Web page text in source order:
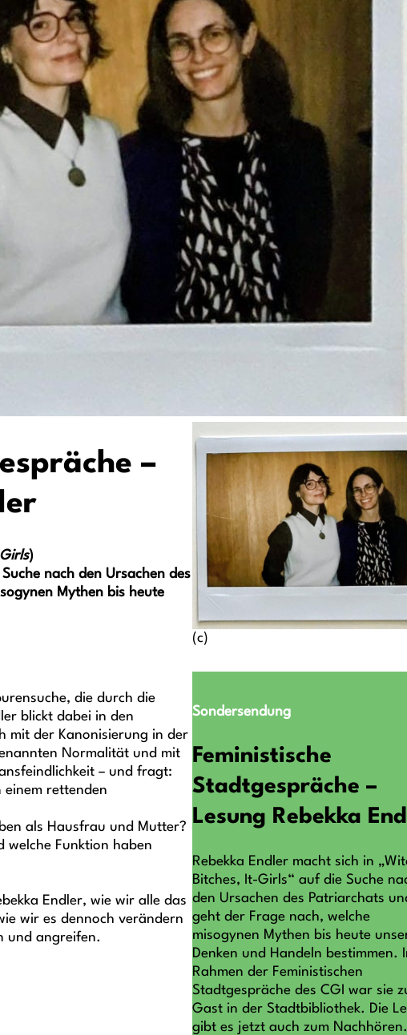
–
)
nach den Ursachen des
Mythen bis heute
die durch die
blickt dabei in den
mit der Kanonisierung in der
Normalität und mit
– und fragt:
einem rettenden
als Hausfrau und Mutter?
welche Funktion haben
Endler, wie wir alle das
wir es dennoch verändern
und angreifen.
(c)
Sondersendung
Feministische
Stadtgespräche –
Lesung Rebekka
Rebekka Endler macht sich in
Bitches, It-Girls“ auf die Suche
den Ursachen des Patriarchats
geht der Frage nach, welche
misogynen Mythen bis heute
Denken und Handeln bestimmen.
Rahmen der Feministischen
Stadtgespräche des CGI war sie
Gast in der Stadtbibliothek. Die
gibt es jetzt auch zum Nachhören.